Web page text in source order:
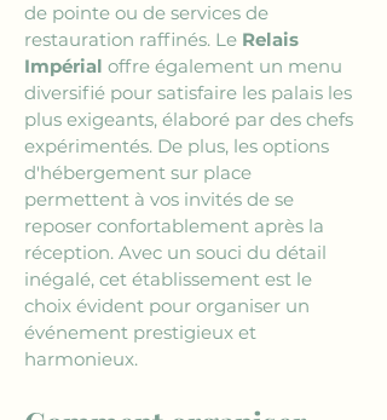
de pointe ou de services de
restauration raffinés. Le Relais
Impérial offre également un menu
diversifié pour satisfaire les palais les
plus exigeants, élaboré par des chefs
expérimentés. De plus, les options
d'hébergement sur place
permettent à vos invités de se
reposer confortablement après la
réception. Avec un souci du détail
inégalé, cet établissement est le
choix évident pour organiser un
événement prestigieux et
harmonieux.